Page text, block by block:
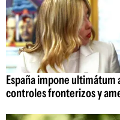
España impone ultimátum
controles fronterizos y